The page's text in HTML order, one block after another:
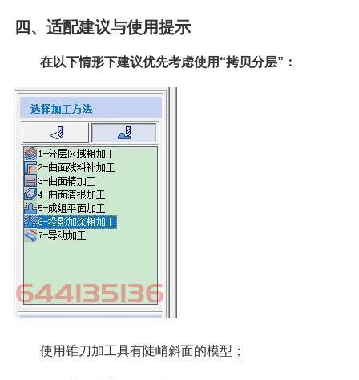
四、适配建议与使用提示
在以下情形下建议优先考虑使用“拷贝分层”：
使用锥刀加工具有陡峭斜面的模型；